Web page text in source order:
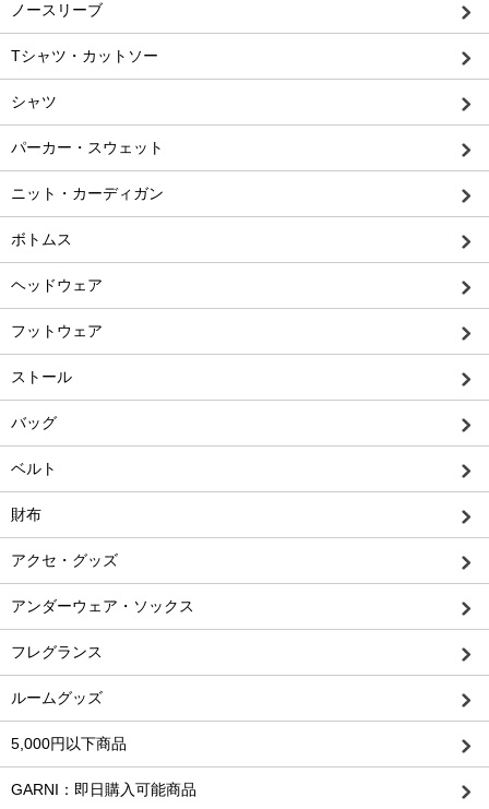
ノースリーブ
Tシャツ・カットソー
シャツ
パーカー・スウェット
ニット・カーディガン
ボトムス
ヘッドウェア
フットウェア
ストール
バッグ
ベルト
財布
アクセ・グッズ
アンダーウェア・ソックス
フレグランス
ルームグッズ
5,000円以下商品
GARNI：即日購入可能商品